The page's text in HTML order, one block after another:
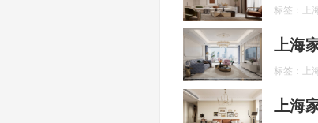
标签：上
上海
标签：上
上海